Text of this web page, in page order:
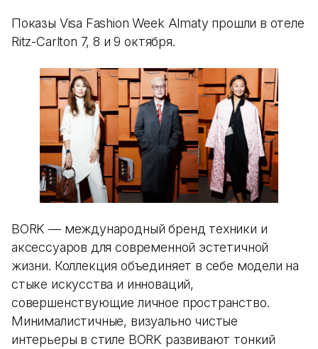
Показы Visa Fashion Week Almaty прошли в отеле
Ritz-Carlton 7, 8 и 9 октября.
BORK — международный бренд техники и
аксессуаров для современной эстетичной
жизни. Коллекция объединяет в себе модели на
стыке искусства и инноваций,
совершенствующие личное пространство.
Минималистичные, визуально чистые
интерьеры в стиле BORK развивают тонкий